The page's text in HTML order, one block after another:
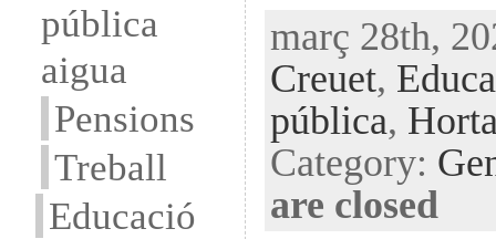
pública
aigua
Pensions
Treball
Educació
març 28th,
Creuet,
pública,
Category:
are closed